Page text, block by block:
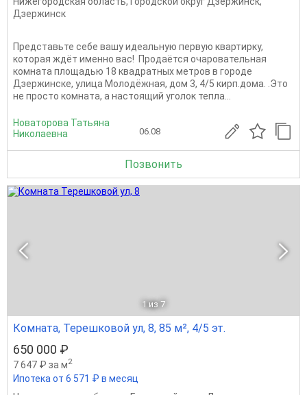
Дзержинск
Представьте себе вашу идеальную первую квартирку,
которая ждёт именно вас! Продаётся очаровательная
комната площадью 18 квадратных метров в городе
Дзержинске, улица Молодёжная, дом 3, 4/5 кирп.дома. .Это
не просто комната, а настоящий уголок тепла...
Новаторова Татьяна
Николаевна
06.08
Позвонить
1 из 7
Комната, Терешковой ул, 8, 85 м², 4/5 эт.
650 000 ₽
7 647 ₽ за м2
Ипотека от 6 571 ₽ в месяц